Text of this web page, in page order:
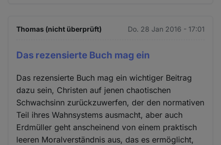
Thomas (nicht überprüft) Do. 28 Jan 2016 - 17:01
Das rezensierte Buch mag ein
Das rezensierte Buch mag ein wichtiger Beitrag
dazu sein, Christen auf jenen chaotischen
Schwachsinn zurückzuwerfen, der den normativen
Teil ihres Wahnsystems ausmacht, aber auch
Erdmüller geht anscheinend von einem praktisch
leeren Moralverständnis aus, das es ermöglicht,